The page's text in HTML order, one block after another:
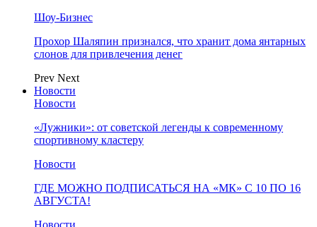
Шоу-Бизнес
Прохор Шаляпин признался, что хранит дома янтарных
слонов для привлечения денег
Prev Next
Новости
Новости
«Лужники»: от советской легенды к современному
спортивному кластеру
Новости
ГДЕ МОЖНО ПОДПИСАТЬСЯ НА «МК» С 10 ПО 16
АВГУСТА!
Новости